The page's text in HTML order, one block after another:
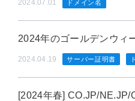
2024.07.01 ドメイン名
2024年のゴールデンウィ
2024.04.19 サーバー証明書
[2024年春] CO.JP/